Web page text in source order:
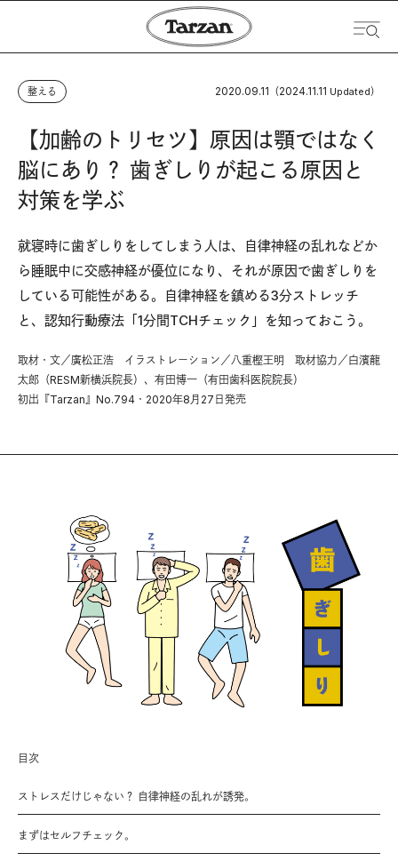
整える 2020.09.11 （2024.11.11 Updated）
【加齢のトリセツ】原因は顎ではなく
脳にあり？ 歯ぎしりが起こる原因と
対策を学ぶ
就寝時に歯ぎしりをしてしまう人は、自律神経の乱れなどか
ら睡眠中に交感神経が優位になり、それが原因で歯ぎしりを
している可能性がある。自律神経を鎮める3分ストレッチ
と、認知行動療法「1分間TCHチェック」を知っておこう。
取材・文／廣松正浩 イラストレーション／八重樫王明 取材協力／白濱龍
太郎（RESM新横浜院長）、有田博一（有田歯科医院院長）
初出『Tarzan』No.794・2020年8月27日発売
目次
ストレスだけじゃない？ 自律神経の乱れが誘発。
まずはセルフチェック。